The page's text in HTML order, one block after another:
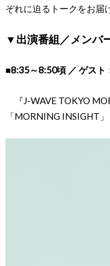
ぞれに迫るトークをお届
▼出演番組／メンバ
■8:35～8:50頃 ／ ゲスト
『J-WAVE TOKYO
「MORNING INSIGHT」